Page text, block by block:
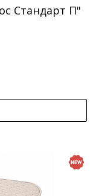
Стандарт П"